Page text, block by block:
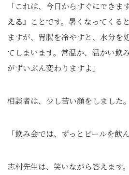
「これは、今日からすぐにできま
える』ことです。暑くなってくる
ますが、胃腸を冷やすと、水分を
てしまいます。常温か、温かい飲
がずいぶん変わりますよ」
相談者は、少し苦い顔をしました。
「飲み会では、ずっとビールを飲
志村先生は、笑いながら答えます。